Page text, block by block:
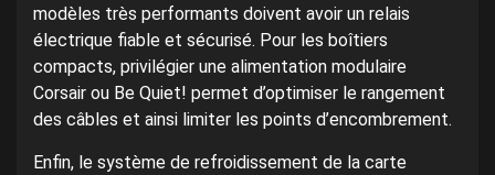
modèles très performants doivent avoir un relais
électrique fiable et sécurisé. Pour les boîtiers
compacts, privilégier une alimentation modulaire
Corsair ou Be Quiet! permet d’optimiser le rangement
des câbles et ainsi limiter les points d’encombrement.
Enfin, le système de refroidissement de la carte